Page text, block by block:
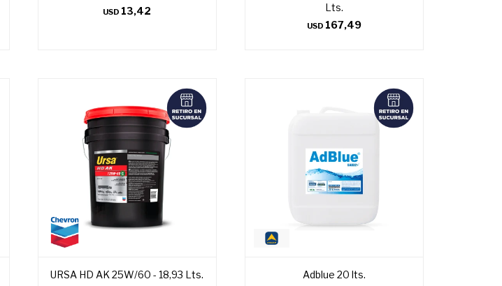
USD 13,42
Lts.
USD 167,49
URSA HD AK 25W/60 - 18,93 Lts.
Adblue 20 lts.